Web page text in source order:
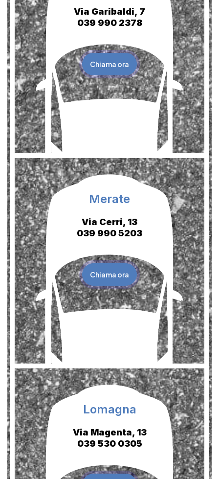
Via Garibaldi, 7
039 990 2378
Chiama ora
Merate
Via Cerri, 13
039 990 5203
Chiama ora
Lomagna
Via Magenta, 13
039 530 0305